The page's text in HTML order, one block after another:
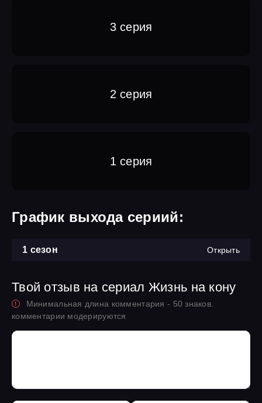
3 серия
2 серия
1 серия
График выхода сериий:
1 сезон Открыть
Твой отзыв на сериал Жизнь на кону
Минимальная длина комментария - 50 знаков.
комментарии модерируются